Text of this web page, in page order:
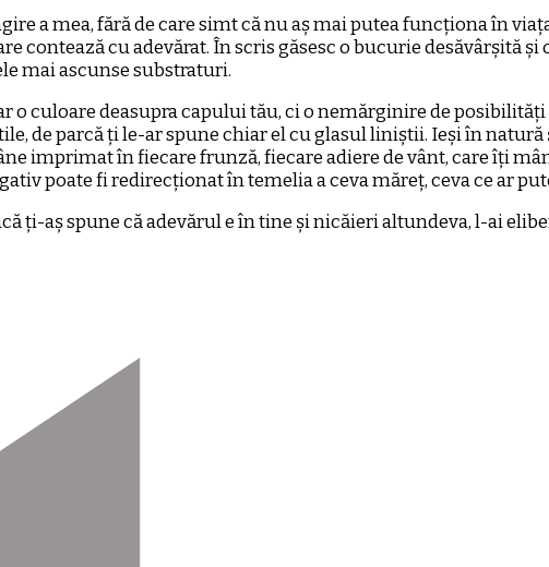
a mea, fără de care simt că nu aș mai putea funcționa în
contează cu adevărat. În scris găsesc o bucurie desăvârșită
mai ascunse substraturi.
o culoare deasupra capului tău, ci o nemărginire de
de parcă ți le-ar spune chiar el cu glasul liniștii. Ieși în
imprimat în fiecare frunză, fiecare adiere de vânt, care îți
poate fi redirecționat în temelia a ceva măreț, ceva ce ar
ți-aș spune că adevărul e în tine și nicăieri altundeva, l-ai